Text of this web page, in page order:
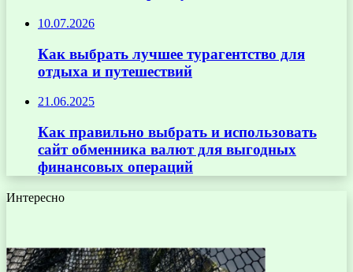
10.07.2026
Как выбрать лучшее турагентство для
отдыха и путешествий
21.06.2025
Как правильно выбрать и использовать
сайт обменника валют для выгодных
финансовых операций
Интересно